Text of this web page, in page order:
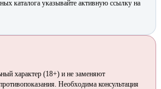
каталога указывайте активную ссылку на
характер (18+) и не заменяют
Необходима консультация